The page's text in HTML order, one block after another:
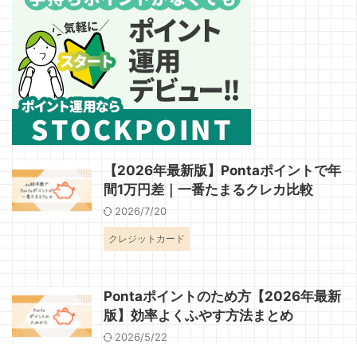
【2026年最新版】Pontaポイントで年
間1万円差｜一番たまるクレカ比較
2026/7/20
クレジットカード
Pontaポイントのため方【2026年最新
版】効率よくふやす方法まとめ
2026/5/22